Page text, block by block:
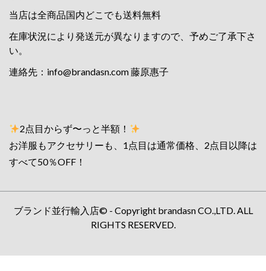
当店は全商品国内どこでも送料無料
在庫状況により発送元が異なりますので、予めご了承下さ
い。
連絡先： info@brandasn.com藤原惠子
2点目からず〜っと半額！
お洋服もアクセサリーも、1点目は通常価格、2点目以降は
すべて50％OFF！
ブランド並行輸入店© - Copyright brandasn CO.,LTD. ALL
RIGHTS RESERVED.